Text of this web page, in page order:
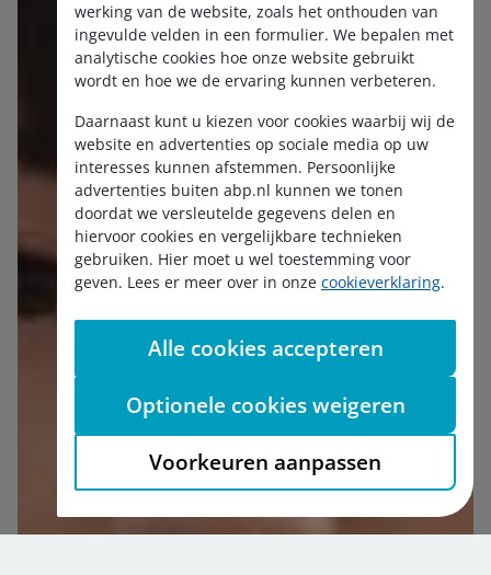
werking van de website, zoals het onthouden van
ingevulde velden in een formulier. We bepalen met
analytische cookies hoe onze website gebruikt
wordt en hoe we de ervaring kunnen verbeteren.
Daarnaast kunt u kiezen voor cookies waarbij wij de
website en advertenties op sociale media op uw
interesses kunnen afstemmen. Persoonlijke
advertenties buiten abp.nl kunnen we tonen
doordat we versleutelde gegevens delen en
hiervoor cookies en vergelijkbare technieken
gebruiken. Hier moet u wel toestemming voor
geven. Lees er meer over in onze cookieverklaring.
Alle cookies accepteren
Optionele cookies weigeren
Voorkeuren aanpassen